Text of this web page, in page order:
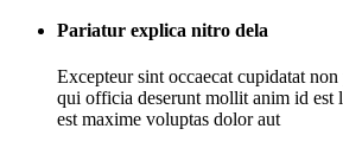
Pariatur explica nitro dela
Excepteur sint occaecat cupidatat
qui officia deserunt mollit anim id est
est maxime voluptas dolor aut